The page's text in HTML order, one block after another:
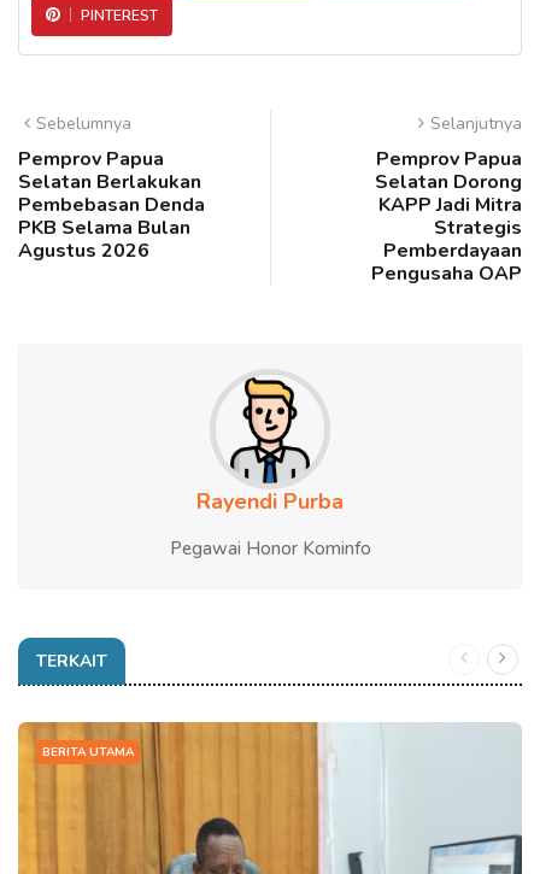
PINTEREST
Sebelumnya
Pemprov Papua
Selatan Berlakukan
Pembebasan Denda
PKB Selama Bulan
Agustus 2026
Selanjutnya
Pemprov Papua
Selatan Dorong
KAPP Jadi Mitra
Strategis
Pemberdayaan
Pengusaha OAP
Rayendi Purba
Pegawai Honor Kominfo
TERKAIT
BERITA UTAMA